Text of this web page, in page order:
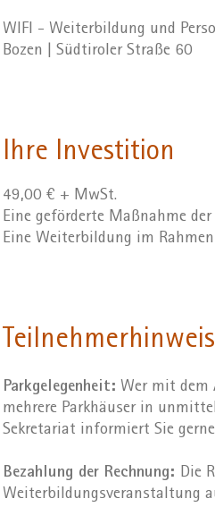
WIFI - Weiterbildung und
Bozen | Südtiroler Straße 60
Ihre Investition
49,00 € + MwSt.
Eine geförderte Maßnahme
Eine Weiterbildung im
Parkgelegenheit: Wer mit dem
mehrere Parkhäuser in
Sekretariat informiert Sie
Bezahlung der Rechnung: Die
Weiterbildungsveranstaltung